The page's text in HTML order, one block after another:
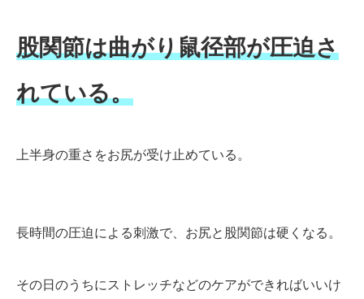
股関節は曲がり鼠径部が圧迫さ
れている。
上半身の重さをお尻が受け止めている。
長時間の圧迫による刺激で、お尻と股関節は硬くなる。
その日のうちにストレッチなどのケアができればいいけ